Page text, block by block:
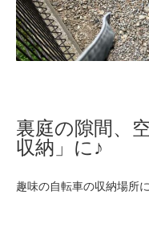
裏庭の隙間、
収納」に♪
趣味の自転車の収納場所